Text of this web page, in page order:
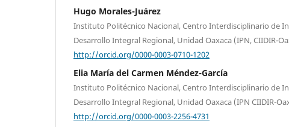
Hugo Morales-Juárez
Instituto Politécnico Nacional, Centro Interdisciplinario de
Desarrollo Integral Regional, Unidad Oaxaca (IPN, CIIDIR-
http://orcid.org/0000-0003-0710-1202
Elia María del Carmen Méndez-García
Instituto Politécnico Nacional, Centro Interdisciplinario de
Desarrollo Integral Regional, Unidad Oaxaca (IPN CIIDIR-
http://orcid.org/0000-0003-2256-4731